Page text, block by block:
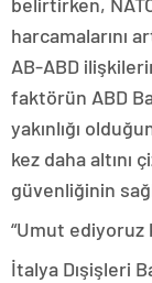
harcamalarını
AB-ABD
faktörün ABD
yakınlığı
kez daha altını
güvenliğinin
“Umut ediyoruz
İtalya Dışişleri